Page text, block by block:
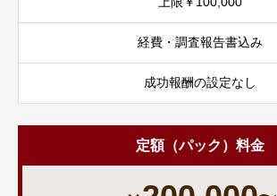
経費・調査報告書込み
成功報酬の設定なし
定額（パック）料金